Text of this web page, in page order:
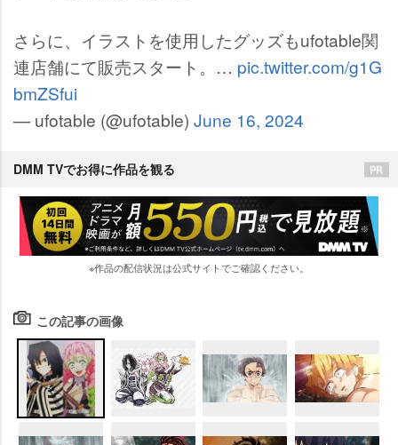
さらに、イラストを使用したグッズもufotable関
連店舗にて販売スタート。… pic.twitter.com/g1G
bmZSfui
— ufotable (@ufotable) June 16, 2024
DMM TVでお得に作品を観る
※作品の配信状況は公式サイトでご確認ください。
この記事の画像